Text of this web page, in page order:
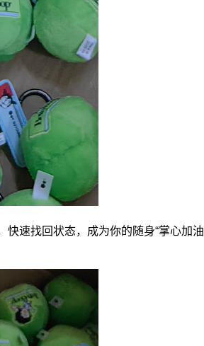
速找回状态，成为你的随身“掌心加油